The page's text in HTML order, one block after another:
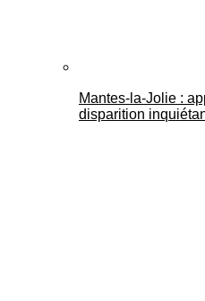
Mantes-la-Jolie :
disparition